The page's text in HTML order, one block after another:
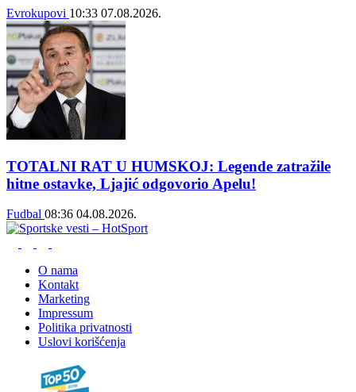
Evrokupovi 10:33 07.08.2026.
TOTALNI RAT U HUMSKOJ: Legende zatražile
hitne ostavke, Ljajić odgovorio Apelu!
Fudbal 08:36 04.08.2026.
O nama
Kontakt
Marketing
Impressum
Politika privatnosti
Uslovi korišćenja